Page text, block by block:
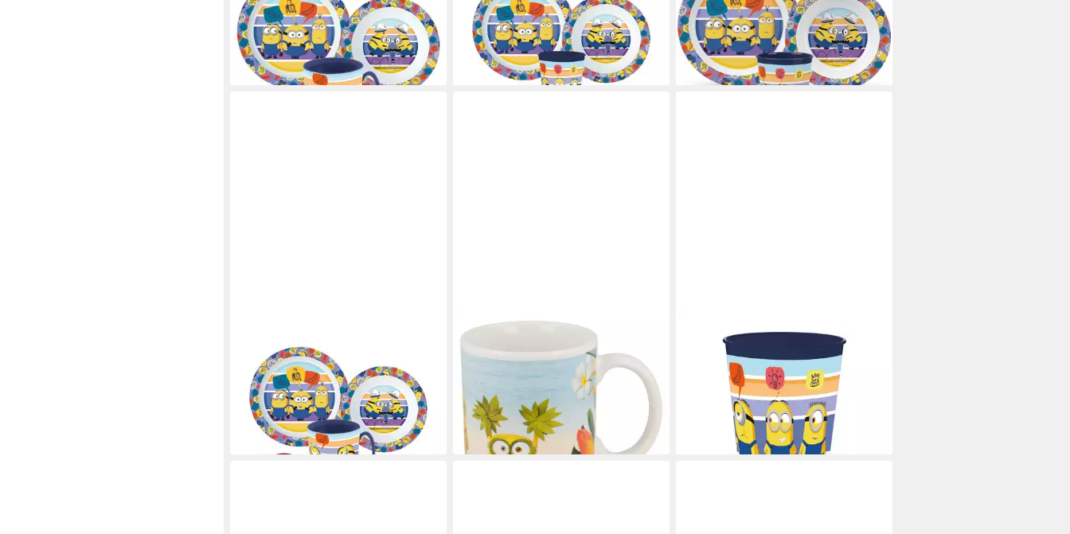
Teller Schüssel (3-tlg), 1 Personen,
Kuststoff
12,90 €
lieferbar - in 4-5 Werktagen bei dir
10,95 € UVP21,99 €
-50%
lieferbar - in 8-10 Werktagen bei dir
Teller Schüssel (3-tlg), 1 Personen
13,90 €
lieferbar - in 4-5 Werktagen bei dir
Geschirrset Mikroplastik 350ml
12,95 € UVP19,99 €
-35%
lieferbar - in 8-10 Werktagen bei dir
STORLINE
Geschenkset – Fanartikel für Kinder,
ab 9,95 €
14,95 €
-33%
lieferbar - in 4-5 Werktagen bei dir
Trinkflasche Minions Plastikbecher
UVP9,99 €
lieferbar - in 8-10 Werktagen bei dir